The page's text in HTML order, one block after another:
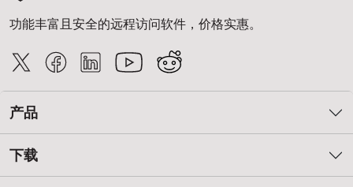
功能丰富且安全的远程访问软件，价格实惠。
产品
下载